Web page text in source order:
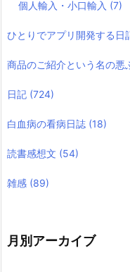
個人輸入・小口輸入 (7)
ひとりでアプリ開発する日
商品のご紹介という名の悪
日記 (724)
白血病の看病日誌 (18)
読書感想文 (54)
雑感 (89)
月別アーカイブ